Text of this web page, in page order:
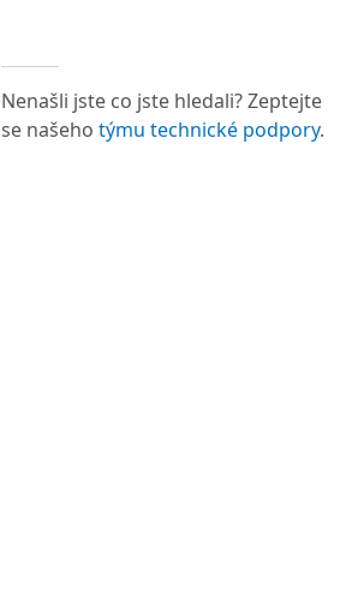
Nenašli jste co jste hledali? Zeptejte
se našeho týmu technické podpory.